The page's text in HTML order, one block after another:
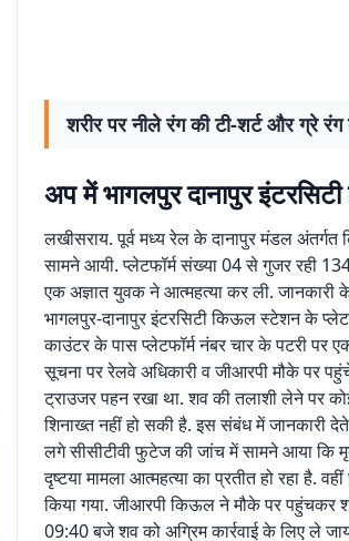
शरीर पर नीले रंग की टी-शर्ट और ग्रे
अप में भागलपुर दानापुर
लखीसराय. पूर्व मध्य रेल के दानापुर मंडल
सामने आयी. प्लेटफॉर्म संख्या 04 से गुजर रही
एक अज्ञात युवक ने आत्महत्या कर ली.
भागलपुर-दानापुर इंटरसिटी किऊल स्टेशन के
काउंटर के पास प्लेटफॉर्म नंबर चार के पटरी पर
सूचना पर रेलवे अधिकारी व जीआरपी मौके पर
ट्राउजर पहन रखा था. शव की तलाशी लेने पर
शिनाख्त नहीं हो सकी है. इस संबंध में जानकारी
लगे सीसीटीवी फुटेज की जांच में सामने आया
दृष्टया मामला आत्महत्या का प्रतीत हो रहा है.
किया गया. जीआरपी किऊल ने मौके पर पहुंचकर
09:40 बजे शव को अग्रिम कार्रवाई के लिए ले